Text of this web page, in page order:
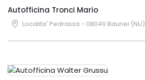
Autofficina Tronci Mario
Localita' Pedrassa - 08040 Baunei (NU)